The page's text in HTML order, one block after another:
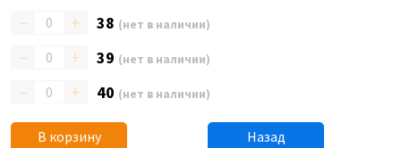
– + 38 (нет в наличии)
– + 39 (нет в наличии)
– + 40 (нет в наличии)
В корзину Назад